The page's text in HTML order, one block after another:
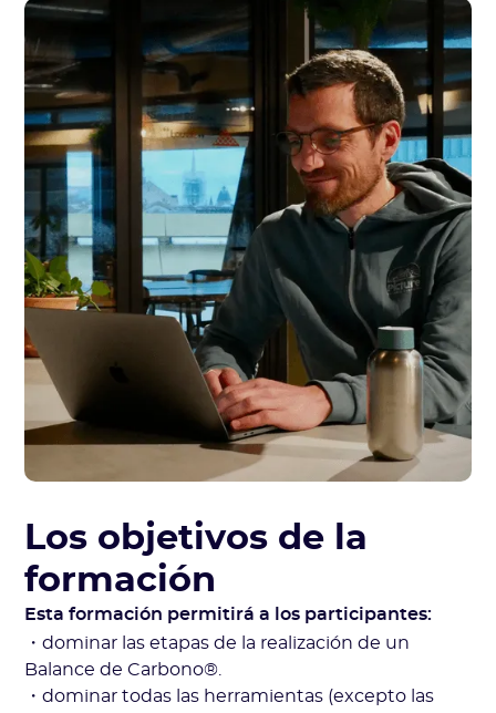
Los objetivos de la
formación
Esta formación permitirá a los participantes:
・dominar las etapas de la realización de un
Balance de Carbono®.
・dominar todas las herramientas (excepto las